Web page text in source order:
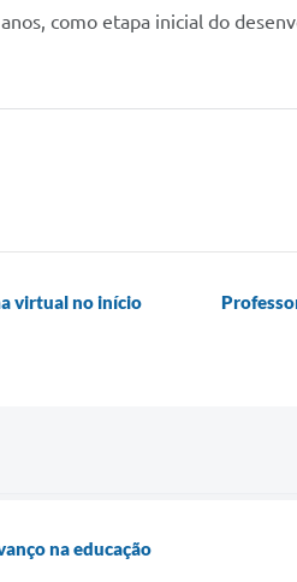
como etapa inicial do
virtual no início
na educação